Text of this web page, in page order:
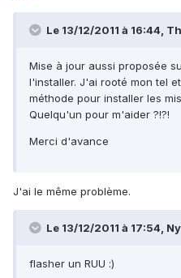
Le 13/12/2011 à 16:44,
Mise à jour aussi proposée
l'installer. J'ai rooté mon tel
méthode pour installer les
Quelqu'un pour m'aider ?!?!
Merci d'avance
J'ai le même problème.
Le 13/12/2011 à 17:54,
flasher un RUU :)